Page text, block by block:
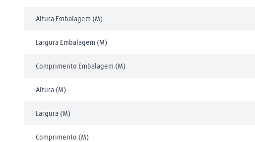
Altura Embalagem (M)
Largura Embalagem (M)
Comprimento Embalagem (M)
Altura (M)
Largura (M)
Comprimento (M)